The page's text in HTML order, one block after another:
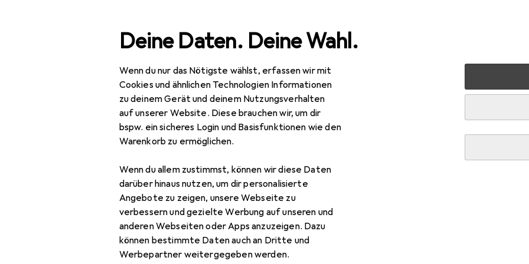
Deine Daten. Deine Wahl.
Wenn du nur das Nötigste wählst, erfassen wir mit
Cookies und ähnlichen Technologien Informationen
zu deinem Gerät und deinem Nutzungsverhalten
auf unserer Website. Diese brauchen wir, um dir
bspw. ein sicheres Login und Basisfunktionen wie den
Warenkorb zu ermöglichen.
Wenn du allem zustimmst, können wir diese Daten
darüber hinaus nutzen, um dir personalisierte
Angebote zu zeigen, unsere Webseite zu
verbessern und gezielte Werbung auf unseren und
anderen Webseiten oder Apps anzuzeigen. Dazu
können bestimmte Daten auch an Dritte und
Werbepartner weitergegeben werden.
Navigation nach Kategorien Gesamtsortiment IT + Multimedia Netzwerk